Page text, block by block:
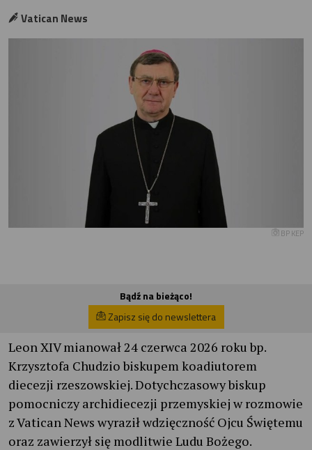
Vatican News
BP KEP
Bądź na bieżąco!
Zapisz się do newslettera
Leon XIV mianował 24 czerwca 2026 roku bp.
Krzysztofa Chudzio biskupem koadiutorem
diecezji rzeszowskiej. Dotychczasowy biskup
pomocniczy archidiecezji przemyskiej w rozmowie
z Vatican News wyraził wdzięczność Ojcu Świętemu
oraz zawierzył się modlitwie Ludu Bożego.